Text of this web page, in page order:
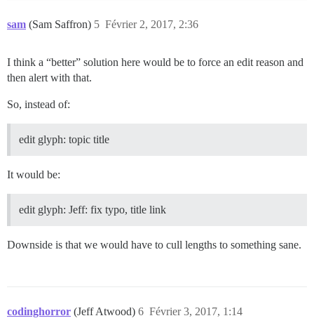
sam (Sam Saffron) Février 2, 2017, 2:36
5
I think a “better” solution here would be to force an edit reason and
then alert with that.
So, instead of:
edit glyph: topic title
It would be:
edit glyph: Jeff: fix typo, title link
Downside is that we would have to cull lengths to something sane.
codinghorror (Jeff Atwood) Février 3, 2017, 1:14
6